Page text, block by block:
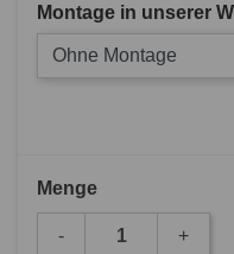
Montage in unserer
Ohne Montage
Menge
- +